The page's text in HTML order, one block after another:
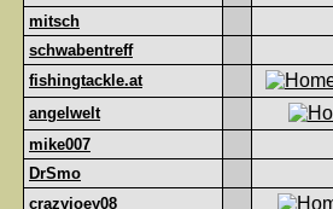
mitsch
schwabentreff
fishingtackle.at
angelwelt
mike007
DrSmo
crazyjoey08